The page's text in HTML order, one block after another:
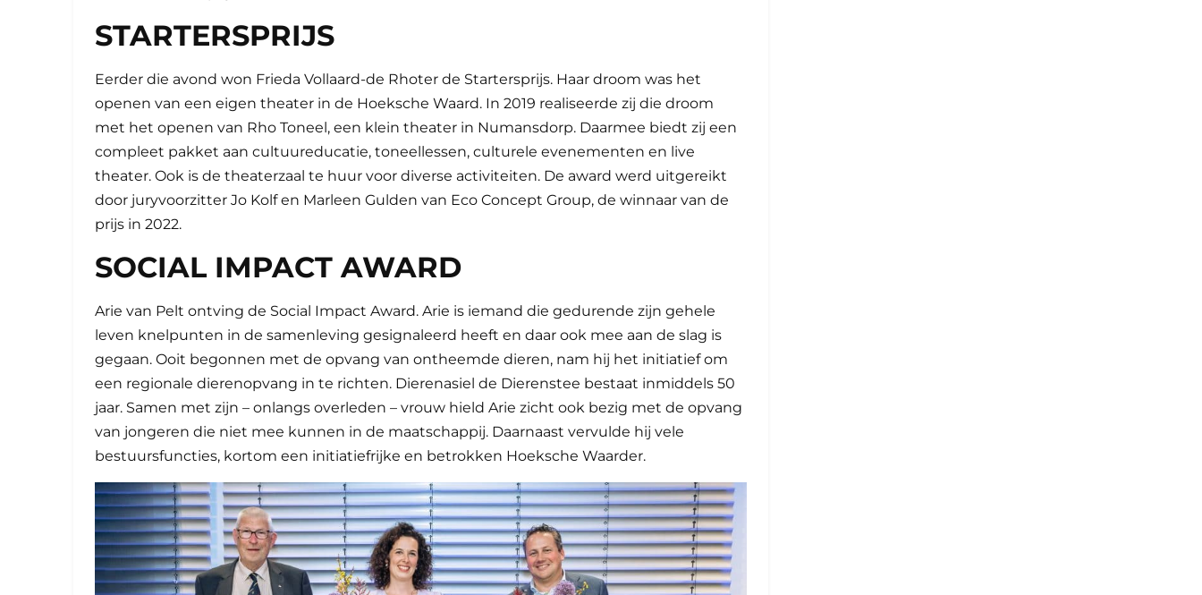
STARTERSPRIJS
Eerder die avond won Frieda Vollaard-de Rhoter de Startersprijs. Haar droom was het
openen van een eigen theater in de Hoeksche Waard. In 2019 realiseerde zij die droom
met het openen van Rho Toneel, een klein theater in Numansdorp. Daarmee biedt zij een
compleet pakket aan cultuureducatie, toneellessen, culturele evenementen en live
theater. Ook is de theaterzaal te huur voor diverse activiteiten. De award werd uitgereikt
door juryvoorzitter Jo Kolf en Marleen Gulden van Eco Concept Group, de winnaar van de
prijs in 2022.
SOCIAL IMPACT AWARD
Arie van Pelt ontving de Social Impact Award. Arie is iemand die gedurende zijn gehele
leven knelpunten in de samenleving gesignaleerd heeft en daar ook mee aan de slag is
gegaan. Ooit begonnen met de opvang van ontheemde dieren, nam hij het initiatief om
een regionale dierenopvang in te richten. Dierenasiel de Dierenstee bestaat inmiddels 50
jaar. Samen met zijn – onlangs overleden – vrouw hield Arie zicht ook bezig met de opvang
van jongeren die niet mee kunnen in de maatschappij. Daarnaast vervulde hij vele
bestuursfuncties, kortom een initiatiefrijke en betrokken Hoeksche Waarder.